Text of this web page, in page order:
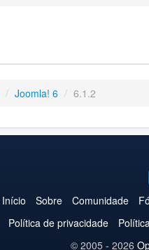
/ Joomla! 6 / 6.1.2
Início Sobre Comunidade
Política de privacidade
© 2005 - 2026